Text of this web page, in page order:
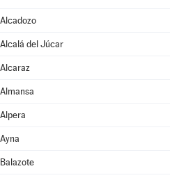
Alcadozo
Alcalá del Júcar
Alcaraz
Almansa
Alpera
Ayna
Balazote